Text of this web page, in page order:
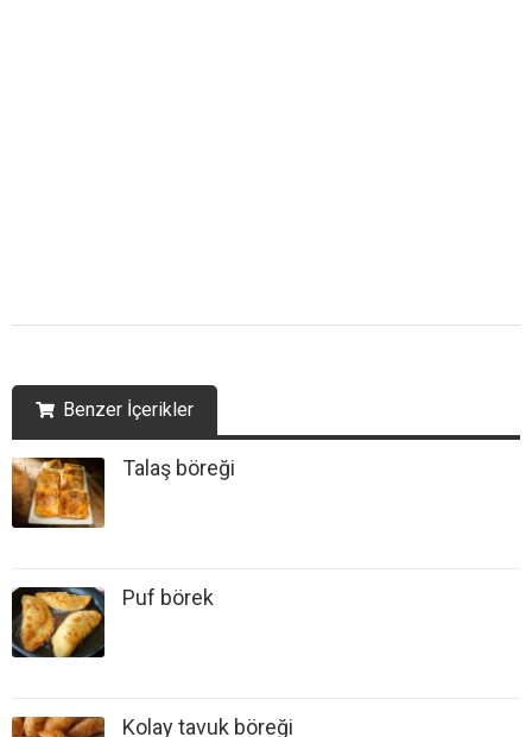
Benzer İçerikler
Talaş böreği
Puf börek
Kolay tavuk böreği